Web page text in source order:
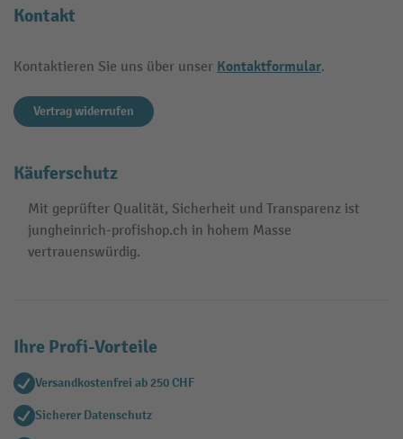
Kontakt
Kontaktieren Sie uns über unser Kontaktformular.
Vertrag widerrufen
Käuferschutz
Mit geprüfter Qualität, Sicherheit und Transparenz ist
jungheinrich-profishop.ch in hohem Masse
vertrauenswürdig.
Ihre Profi-Vorteile
Versandkostenfrei ab 250 CHF
Sicherer Datenschutz